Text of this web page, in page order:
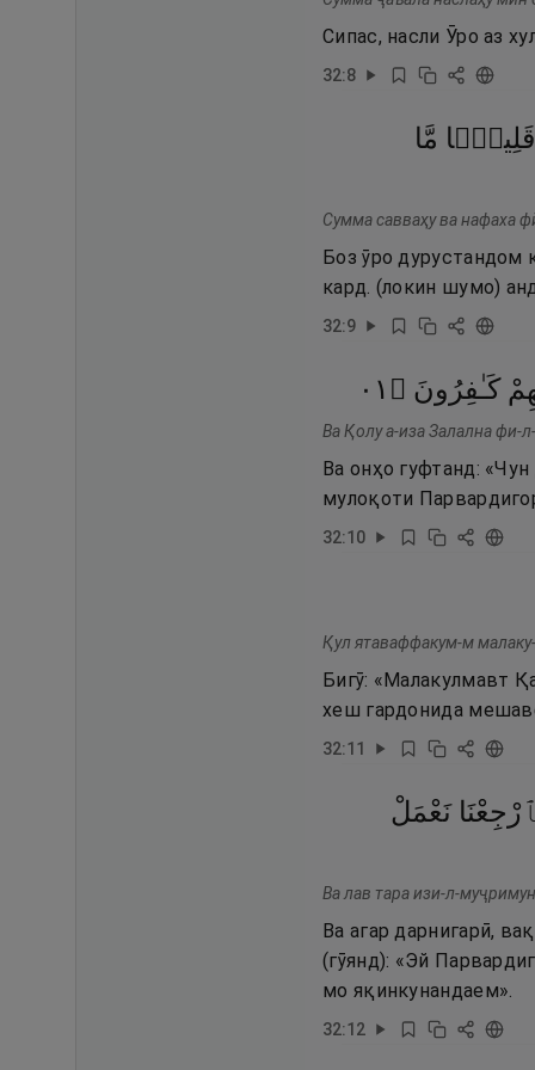
Сипас, насли Ӯро аз
32:8
قَلِيلًۭا مَّا
Сумма савваҳу ва нафаха
Боз ӯро дурустандом
кард. (локин шумо)
32:9
كَـٰفِرُونَ ۝ ١٠
Ва Қолу а-иза Залална фи-
Ва онҳо гуфтанд:
мулоқоти
32:10
Қул ятаваффакум-м
Бигӯ: «Малакулмавт
хеш гардонида
32:11
نَعْمَلْ
Ва лав тара изи-л-
Ва агар дарнигарӣ,
(гӯянд): «Эй
мо яқинкунандаем».
32:12